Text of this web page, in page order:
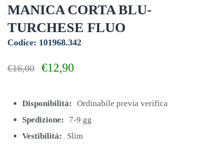
MANICA CORTA BLU-
TURCHESE FLUO
Codice: 101968.342
€16,00
era:
€12,90
è:
Disponibilità:
Ordinabile previa verifica
Spedizione:
7-9 gg
Vestibilità:
Slim